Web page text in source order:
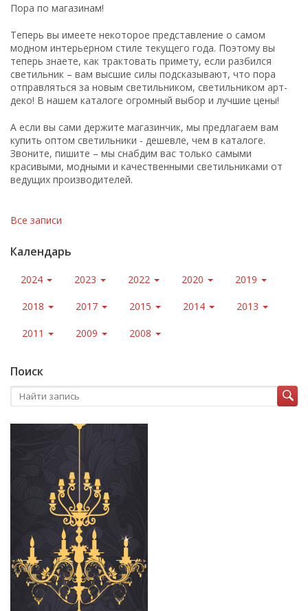
Пора по магазинам!
Теперь вы имеете некоторое представление о самом
модном интерьерном стиле текущего года. Поэтому вы
теперь знаете, как трактовать примету, если разбился
светильник – вам высшие силы подсказывают, что пора
отправляться за новым светильником, светильником арт-
деко! В нашем каталоге огромный выбор и лучшие цены!
А если вы сами держите магазинчик, мы предлагаем вам
купить оптом светильники - дешевле, чем в каталоге.
Звоните, пишите – мы снабдим вас только самыми
красивыми, модными и качественными светильниками от
ведущих производителей.
Все записи
Календарь
2024 2023 2022 2020 2019
2018 2017 2015 2014 2013
2011 2009 2008
Поиск